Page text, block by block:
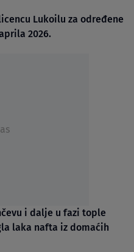
Lukoilu za određene
2026.
i dalje u fazi tople
laka nafta iz domaćih